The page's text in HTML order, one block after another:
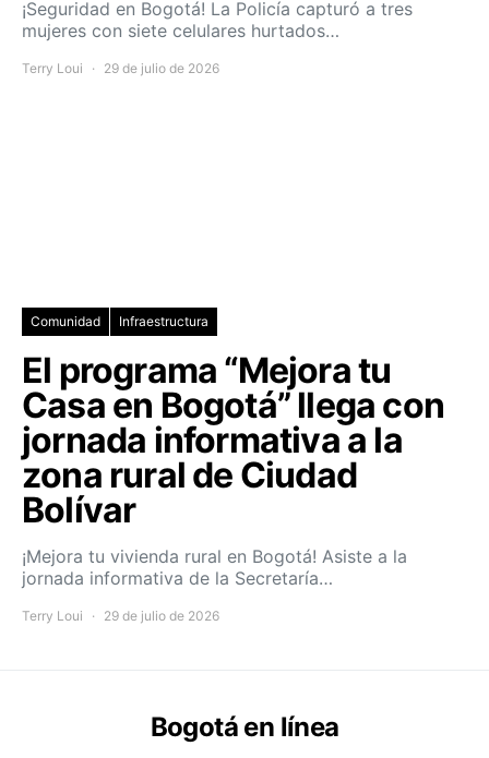
¡Seguridad en Bogotá! La Policía capturó a tres
mujeres con siete celulares hurtados…
Terry Loui 29 de julio de 2026
Comunidad Infraestructura
El programa “Mejora tu
Casa en Bogotá” llega con
jornada informativa a la
zona rural de Ciudad
Bolívar
¡Mejora tu vivienda rural en Bogotá! Asiste a la
jornada informativa de la Secretaría…
Terry Loui 29 de julio de 2026
Bogotá en línea